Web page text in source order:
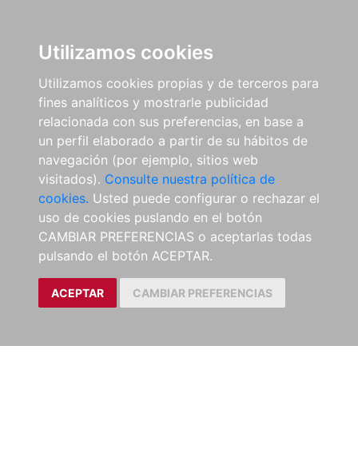
Utilizamos cookies
Utilizamos cookies propias y de terceros para
fines analíticos y mostrarle publicidad
relacionada con sus preferencias, en base a
un perfil elaborado a partir de su hábitos de
navegación (por ejemplo, sitios web
visitados). Consulte nuestra política de
cookies. Usted puede configurar o rechazar el
uso de cookies puslando en el botón
CAMBIAR PREFERENCIAS o aceptarlas todas
pulsando el botón ACEPTAR.
ACEPTAR CAMBIAR PREFERENCIAS